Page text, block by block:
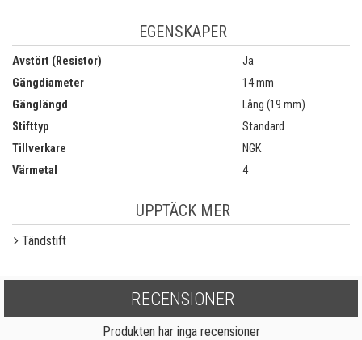
EGENSKAPER
Avstört (Resistor)
Ja
Gängdiameter
14 mm
Gänglängd
Lång (19 mm)
Stifttyp
Standard
Tillverkare
NGK
Värmetal
4
UPPTÄCK MER
Tändstift
RECENSIONER
Produkten har inga recensioner